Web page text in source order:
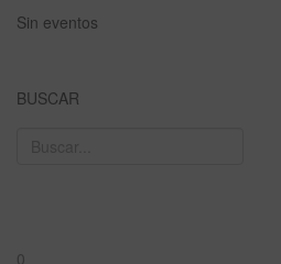
Sin eventos
BUSCAR
0